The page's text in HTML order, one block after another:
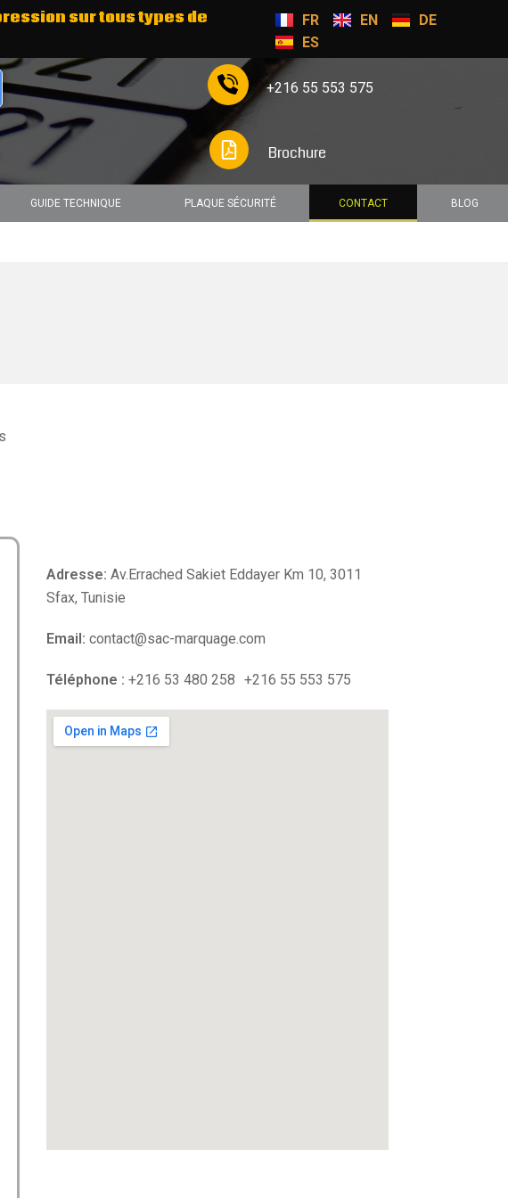
sur tous types de
FR EN
DE
ES
+216 55 553 575
Brochure
GUIDE TECHNIQUE PLAQUE SÉCURITÉ CONTACT BLOG
Adresse: Av.Errached Sakiet Eddayer Km 10, 3011
Sfax, Tunisie
Email: contact@sac-marquage.com
Téléphone : +216 53 480 258 +216 55 553 575